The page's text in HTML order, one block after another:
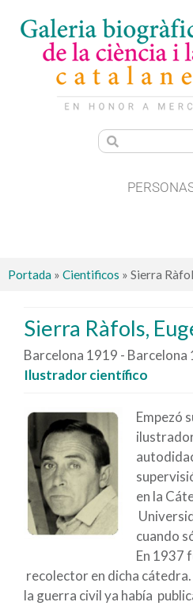
Portada » Cientificos » Sierra
Sierra Ràfols,
Barcelona 1919 - Barcelona
Ilustrador científico
Empezó
en la
cuando
En 1937
recolector en dicha
la guerra civil ya había